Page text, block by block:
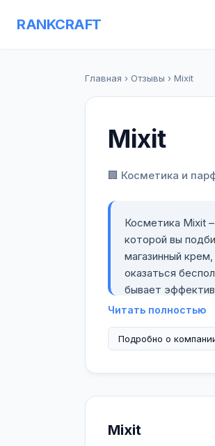
RANKCRAFT
Главная › Отзывы › Mixit
Mixit
🏢 Косметика и
Косметика Mixit
которой вы
магазинный
оказаться
бывает
вами из
создаете ваши
Mixit – это
Читать полностью
Подробно о
Mixit